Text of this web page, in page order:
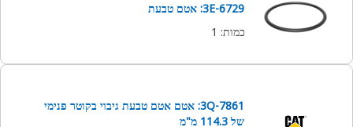
3E-6729: אטם טבעת
כמות:
1
3Q-7861: אטם אטם טבעת גיבוי בקוטר פנימי
של 114.3 מ"מ